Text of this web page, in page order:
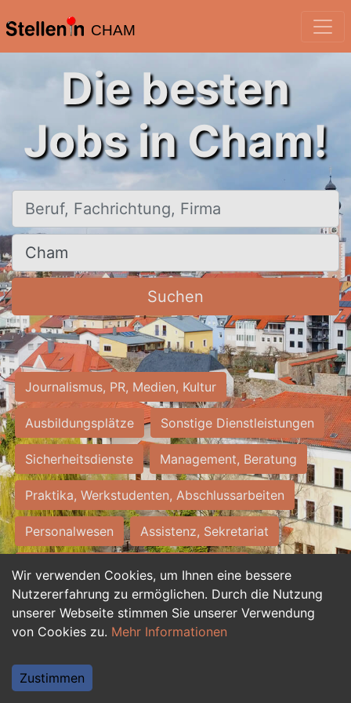
CHAM
Wir verwenden Cookies, um Ihnen eine bessere
Nutzererfahrung zu ermöglichen. Durch die Nutzung
unserer Webseite stimmen Sie unserer Verwendung
von Cookies zu. Mehr Informationen
Zustimmen
Die besten
Jobs in Cham!
Beruf, Fachrichtung, Firma
Ort, Stadt
Suchen
Journalismus, PR, Medien, Kultur
Ausbildungsplätze Sonstige Dienstleistungen
Sicherheitsdienste Management, Beratung
Praktika, Werkstudenten, Abschlussarbeiten
Personalwesen Assistenz, Sekretariat
Hilfskräfte, Aushilfs- und Nebenjobs
Einkauf, Logistik, Materialwirtschaft
Weiterbildung, Studium, duale Ausbildung
Tourismus